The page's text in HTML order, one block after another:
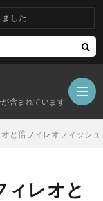
含まれています
と倍フィレオフィッシュ
ィレオと